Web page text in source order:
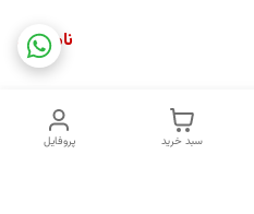
ناموجود
پروفایل سبد خرید